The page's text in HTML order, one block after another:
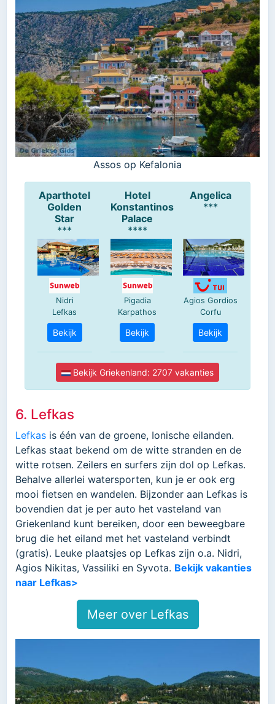
Assos op Kefalonia
6. Lefkas
Lefkas is één van de groene, Ionische eilanden.
Lefkas staat bekend om de witte stranden en de
witte rotsen. Zeilers en surfers zijn dol op Lefkas.
Behalve allerlei watersporten, kun je er ook erg
mooi fietsen en wandelen. Bijzonder aan Lefkas is
bovendien dat je per auto het vasteland van
Griekenland kunt bereiken, door een beweegbare
brug die het eiland met het vasteland verbindt
(gratis). Leuke plaatsjes op Lefkas zijn o.a. Nidri,
Agios Nikitas, Vassiliki en Syvota. Bekijk vakanties
naar Lefkas>
Meer over Lefkas